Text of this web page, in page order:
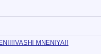
MNENIYA!!